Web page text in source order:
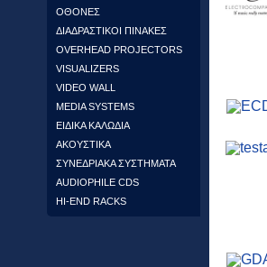
ΟΘΟΝΕΣ
ΔΙΑΔΡΑΣΤΙΚΟΙ ΠΙΝΑΚΕΣ
OVERHEAD PROJECTORS
VISUALIZERS
VIDEO WALL
MEDIA SYSTEMS
ΕΙΔΙΚΑ ΚΑΛΩΔΙΑ
ΑΚΟΥΣΤΙΚΑ
ΣΥΝΕΔΡΙΑΚΑ ΣΥΣΤΗΜΑΤΑ
AUDIOPHILE CDS
HI-END RACKS